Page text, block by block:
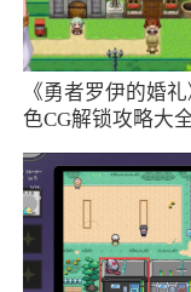
更新日志
优化游戏配
《勇者罗伊的婚
色CG解锁攻略大